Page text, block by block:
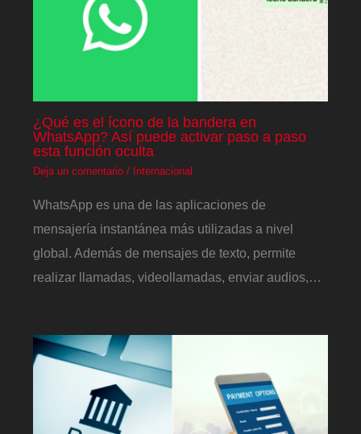
¿Qué es el ícono de la bandera en
WhatsApp? Así puede activar paso a paso
esta función oculta
Deja un comentario / Internacional
WhatsApp es una de las aplicaciones de
mensajería instantánea más utilizadas a nivel
global. Además de mensajes de texto, permite
realizar llamadas, videollamadas, enviar audios,…